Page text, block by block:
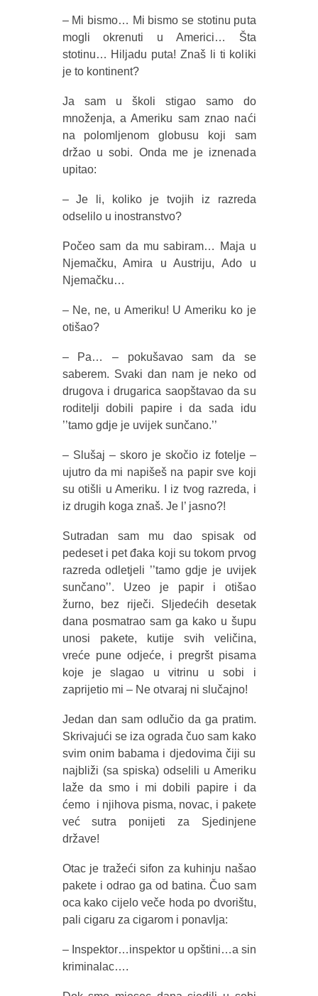
– Mi bismo… Mi bismo se stotinu puta
mogli okrenuti u Americi… Šta
stotinu… Hiljadu puta! Znaš li ti koliki
je to kontinent?
Ja sam u školi stigao samo do
množenja, a Ameriku sam znao naći
na polomljenom globusu koji sam
držao u sobi. Onda me je iznenada
upitao:
– Je li, koliko je tvojih iz razreda
odselilo u inostranstvo?
Počeo sam da mu sabiram… Maja u
Njemačku, Amira u Austriju, Ado u
Njemačku…
– Ne, ne, u Ameriku! U Ameriku ko je
otišao?
– Pa… – pokušavao sam da se
saberem. Svaki dan nam je neko od
drugova i drugarica saopštavao da su
roditelji dobili papire i da sada idu
’’tamo gdje je uvijek sunčano.’’
– Slušaj – skoro je skočio iz fotelje –
ujutro da mi napišeš na papir sve koji
su otišli u Ameriku. I iz tvog razreda, i
iz drugih koga znaš. Je l’ jasno?!
Sutradan sam mu dao spisak od
pedeset i pet đaka koji su tokom prvog
razreda odletjeli ’’tamo gdje je uvijek
sunčano’’. Uzeo je papir i otišao
žurno, bez riječi. Sljedećih desetak
dana posmatrao sam ga kako u šupu
unosi pakete, kutije svih veličina,
vreće pune odjeće, i pregršt pisama
koje je slagao u vitrinu u sobi i
zaprijetio mi – Ne otvaraj ni slučajno!
Jedan dan sam odlučio da ga pratim.
Skrivajući se iza ograda čuo sam kako
svim onim babama i djedovima čiji su
najbliži (sa spiska) odselili u Ameriku
laže da smo i mi dobili papire i da
ćemo i njihova pisma, novac, i pakete
već sutra ponijeti za Sjedinjene
države!
Otac je tražeći sifon za kuhinju našao
pakete i odrao ga od batina. Čuo sam
oca kako cijelo veče hoda po dvorištu,
pali cigaru za cigarom i ponavlja:
– Inspektor…inspektor u opštini…a sin
kriminalac….